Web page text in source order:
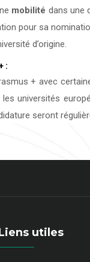
mobilité dans une
pour sa
d’origine.
:
+ avec
universités
seront
utiles